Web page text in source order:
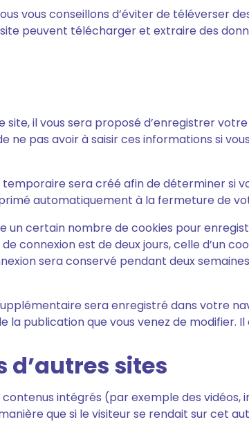
vous conseillons d’éviter de téléverser
peuvent télécharger et extraire des
site, il vous sera proposé d’enregistrer
ne pas avoir à saisir ces informations si
temporaire sera créé afin de déterminer si
automatiquement à la fermeture de
un certain nombre de cookies pour
connexion est de deux jours, celle d’un
sera conservé pendant deux
sera enregistré dans votre
publication que vous venez de modifier. Il
sites
intégrés (par exemple des vidéos,
que si le visiteur se rendait sur cet